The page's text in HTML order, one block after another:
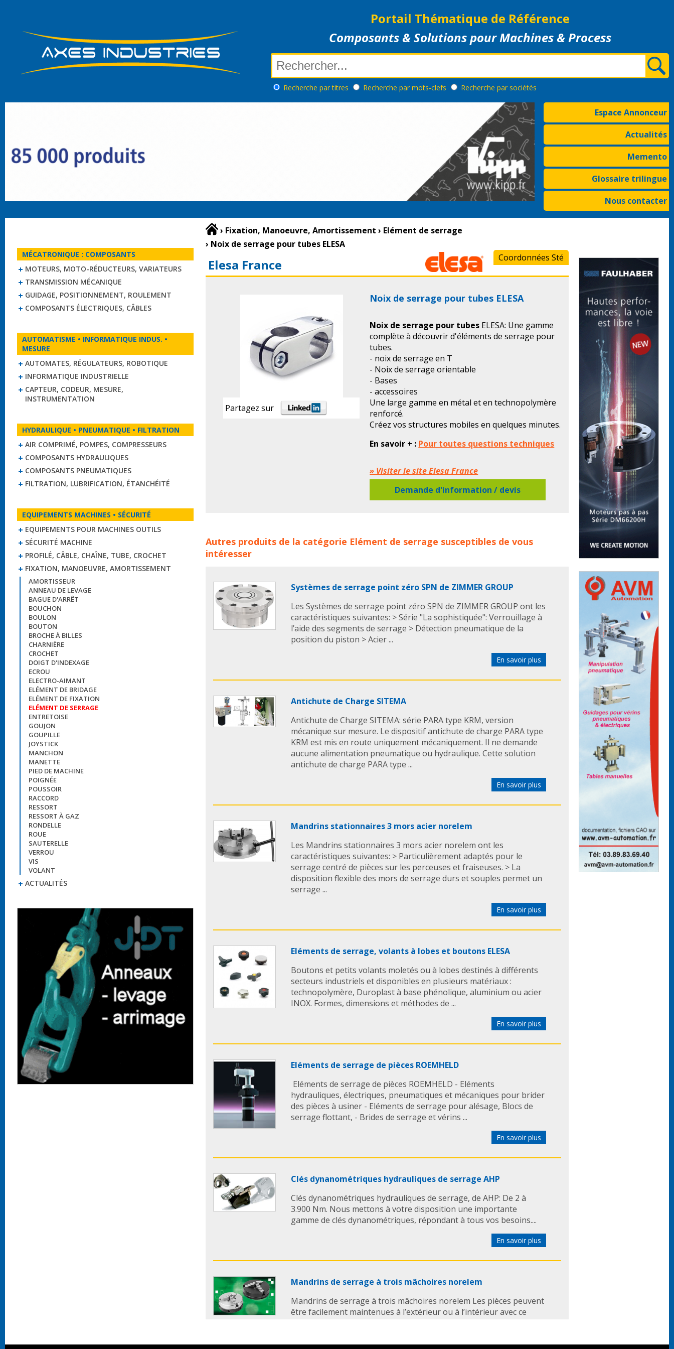
Portail Thématique de Référence
Composants & Solutions pour Machines & Process
Recherche par titres Recherche par mots-clefs Recherche par sociétés
Espace Annonceur
Actualités
Memento
Glossaire trilingue
Nous contacter
MÉCATRONIQUE : COMPOSANTS
MOTEURS, MOTO-RÉDUCTEURS, VARIATEURS
TRANSMISSION MÉCANIQUE
GUIDAGE, POSITIONNEMENT, ROULEMENT
COMPOSANTS ÉLECTRIQUES, CÂBLES
AUTOMATISME • INFORMATIQUE INDUS. •
MESURE
AUTOMATES, RÉGULATEURS, ROBOTIQUE
INFORMATIQUE INDUSTRIELLE
CAPTEUR, CODEUR, MESURE,
INSTRUMENTATION
HYDRAULIQUE • PNEUMATIQUE • FILTRATION
AIR COMPRIMÉ, POMPES, COMPRESSEURS
COMPOSANTS HYDRAULIQUES
COMPOSANTS PNEUMATIQUES
FILTRATION, LUBRIFICATION, ÉTANCHÉITÉ
EQUIPEMENTS MACHINES • SÉCURITÉ
EQUIPEMENTS POUR MACHINES OUTILS
SÉCURITÉ MACHINE
PROFILÉ, CÂBLE, CHAÎNE, TUBE, CROCHET
FIXATION, MANOEUVRE, AMORTISSEMENT
AMORTISSEUR
ANNEAU DE LEVAGE
BAGUE D'ARRÊT
BOUCHON
BOULON
BOUTON
BROCHE À BILLES
CHARNIÈRE
CROCHET
DOIGT D'INDEXAGE
ECROU
ELECTRO-AIMANT
ELÉMENT DE BRIDAGE
ELÉMENT DE FIXATION
ELÉMENT DE SERRAGE
ENTRETOISE
GOUJON
GOUPILLE
JOYSTICK
MANCHON
MANETTE
PIED DE MACHINE
POIGNÉE
POUSSOIR
RACCORD
RESSORT
RESSORT À GAZ
RONDELLE
ROUE
SAUTERELLE
VERROU
VIS
VOLANT
ACTUALITÉS
› Fixation, Manoeuvre, Amortissement › Elément de serrage
› Noix de serrage pour tubes ELESA
Elesa France Coordonnées Sté
Partagez sur
Noix de serrage pour tubes ELESA
Noix de serrage pour tubes ELESA: Une gamme
complète à découvrir d'éléments de serrage pour
tubes.
- noix de serrage en T
- Noix de serrage orientable
- Bases
- accessoires
Une large gamme en métal et en technopolymère
renforcé.
Créez vos structures mobiles en quelques minutes.
En savoir + : Pour toutes questions techniques
» Visiter le site Elesa France
Demande d'information / devis
serrage elesaserrage tube noix de serrage pour tube noix de serrage pour tubes
serrage tube
Autres produits de la catégorie Elément de serrage susceptibles de vous
intéresser
Systèmes de serrage point zéro SPN de ZIMMER GROUP
Les Systèmes de serrage point zéro SPN de ZIMMER GROUP ont les
caractéristiques suivantes: > Série "La sophistiquée": Verrouillage à
l’aide des segments de serrage > Détection pneumatique de la
position du piston > Acier ...
En savoir plus
Antichute de Charge SITEMA
Antichute de Charge SITEMA: série PARA type KRM, version
mécanique sur mesure. Le dispositif antichute de charge PARA type
KRM est mis en route uniquement mécaniquement. Il ne demande
aucune alimentation pneumatique ou hydraulique. Cette solution
antichute de charge PARA type ...
En savoir plus
Mandrins stationnaires 3 mors acier norelem
Les Mandrins stationnaires 3 mors acier norelem ont les
caractéristiques suivantes: > Particulièrement adaptés pour le
serrage centré de pièces sur les perceuses et fraiseuses. > La
disposition flexible des mors de serrage durs et souples permet un
serrage ...
En savoir plus
Eléments de serrage, volants à lobes et boutons ELESA
Boutons et petits volants moletés ou à lobes destinés à différents
secteurs industriels et disponibles en plusieurs matériaux :
technopolymère, Duroplast à base phénolique, aluminium ou acier
INOX. Formes, dimensions et méthodes de ...
En savoir plus
Eléments de serrage de pièces ROEMHELD
Eléments de serrage de pièces ROEMHELD - Eléments
hydrauliques, électriques, pneumatiques et mécaniques pour brider
des pièces à usiner - Eléments de serrage pour alésage, Blocs de
serrage flottant, - Brides de serrage et vérins ...
En savoir plus
Clés dynanométriques hydrauliques de serrage AHP
Clés dynanométriques hydrauliques de serrage, de AHP: De 2 à
3.900 Nm. Nous mettons à votre disposition une importante
gamme de clés dynanométriques, répondant à tous vos besoins....
En savoir plus
Mandrins de serrage à trois mâchoires norelem
Mandrins de serrage à trois mâchoires norelem Les pièces peuvent
être facilement maintenues à l’extérieur ou à l’intérieur avec ce